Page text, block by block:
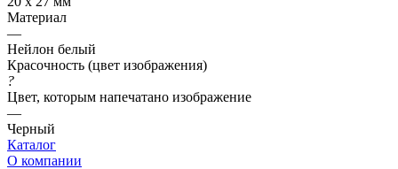
Материал
—
Нейлон белый
Красочность (цвет изображения)
?
Цвет, которым напечатано изображение
—
Черный
Каталог
О компании